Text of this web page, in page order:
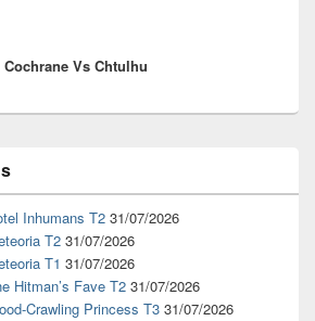
Vs Chtulhu
Inhumans T2 31/07/2026
T2 31/07/2026
T1 31/07/2026
Hitman’s Fave T2 31/07/2026
Crawling Princess T3 31/07/2026